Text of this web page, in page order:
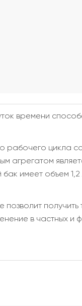
времени
рабочего цикла
агрегатом
имеет объем
позволит
в частных и